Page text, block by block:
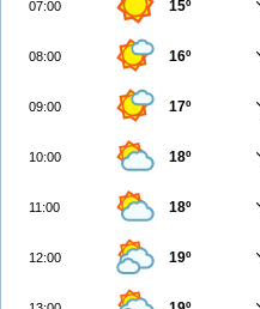
07:00 15º
08:00 16º
09:00 17º
10:00 18º
11:00 18º
12:00 19º